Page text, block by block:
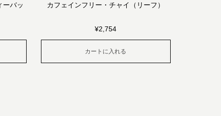
ーバッ カフェインフリー・チャイ（リーフ）
¥2,754
カートに入れる